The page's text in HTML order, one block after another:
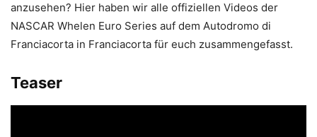
anzusehen? Hier haben wir alle offiziellen Videos der
NASCAR Whelen Euro Series auf dem Autodromo di
Franciacorta in Franciacorta für euch zusammengefasst.
Teaser